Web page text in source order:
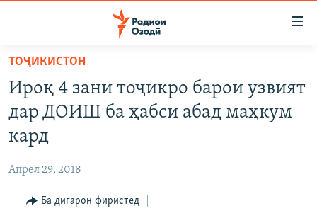
Ҷаҳиш
мояи
аслӣ
Ҷаҳиш
ба
феҳристи
аслӣ
Ҷаҳиш
ба
СИЁСАТ
ҚАЗИЯИ "КРОКУС"
ОСИЁИ МАРКАЗӢ
ГАПИ ОЗОД
РӮЗГОРИ МУҲОҶИР
ТАҲҚИҚОТ
ҶАНГ ДАР УКРАИНА
ТОҶИКИСТОН
Ироқ 4 зани тоҷикро барои узвият
дар ДОИШ ба ҳабси абад маҳкум
кард
Апрел 29, 2018
Ба дигарон фиристед